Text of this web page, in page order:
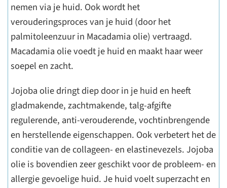
nemen via je huid. Ook wordt het
verouderingsproces van je huid (door het
palmitoleenzuur in Macadamia olie) vertraagd.
Macadamia olie voedt je huid en maakt haar weer
soepel en zacht.
Jojoba olie dringt diep door in je huid en heeft
gladmakende, zachtmakende, talg-afgifte
regulerende, anti-verouderende, vochtinbrengende
en herstellende eigenschappen. Ook verbetert het de
conditie van de collageen- en elastinevezels. Jojoba
olie is bovendien zeer geschikt voor de probleem- en
allergie gevoelige huid. Je huid voelt superzacht en